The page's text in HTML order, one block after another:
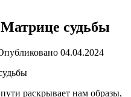
судьбы
04.04.2024
раскрывает нам образы,